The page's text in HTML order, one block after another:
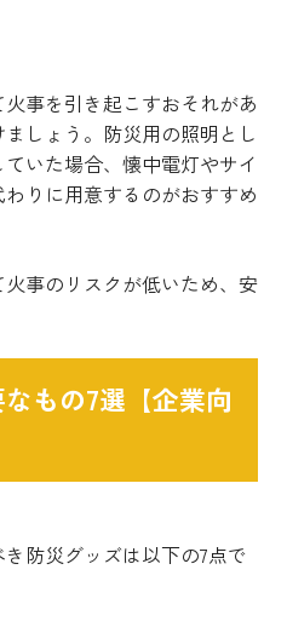
事を引き起こすおそれがあ
しょう。防災用の照明とし
いた場合、懐中電灯やサイ
りに用意するのがおすすめ
事のリスクが低いため、安
もの7選【企業向
防災グッズは以下の7点で